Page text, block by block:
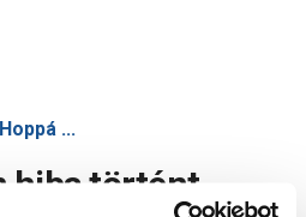
Hoppá ...
hiba történt